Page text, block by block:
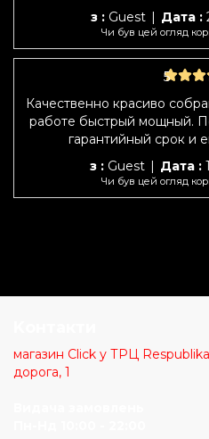
з : Guest Дата :
Чи був цей огляд
5
Качественно красиво
работе быстрый мощный.
гарантийный срок и
з : Guest Дата :
Чи був цей огляд
магазин Click у ТРЦ Respublika
дорога, 1